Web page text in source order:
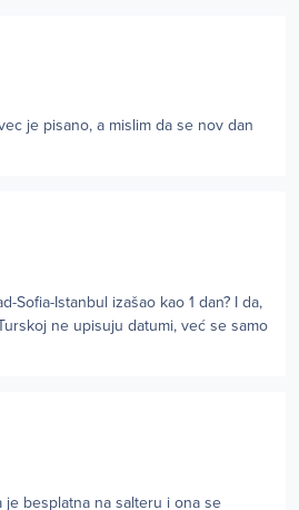
je pisano, a mislim da se nov dan
Sofia-Istanbul izašao kao 1 dan? I da,
ne upisuju datumi, već se samo
je besplatna na salteru i ona se